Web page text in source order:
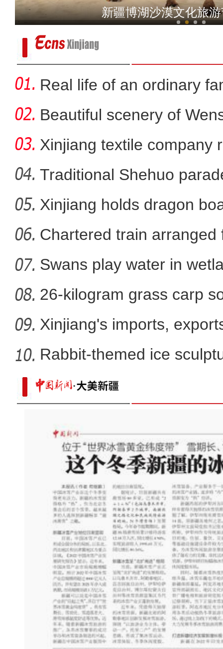
【新疆故事】雕塑师王宣元
新疆玛纳斯：机械化
新疆：多种珍稀野生动物
新疆博湖沙漠文化旅
Real life of an ordinary
Beautiful scenery of
in
Xinjiang textile company
wort
Traditional Shehuo
Xinjiang holds dragon
Chartered train
Swans play water in
26-kilogram grass carp
win
Xinjiang's imports,
Rabbit-themed ice